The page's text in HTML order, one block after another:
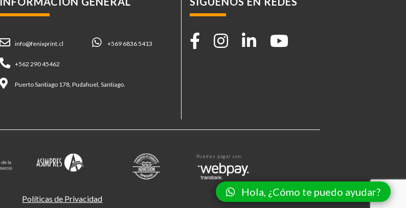
Hola, ¿Cómo te puedo ayudar?
info@fenixprint.cl +569 6836 5413
+562 290 45462
Puerto Santiago 178, Pudahuel, Santiago.
Puedes pagar con:
Políticas de Privacidad